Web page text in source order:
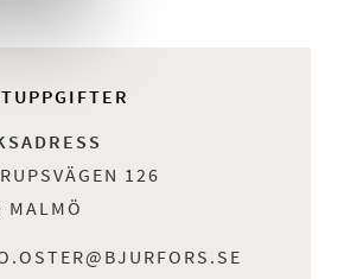
126
MALMÖ